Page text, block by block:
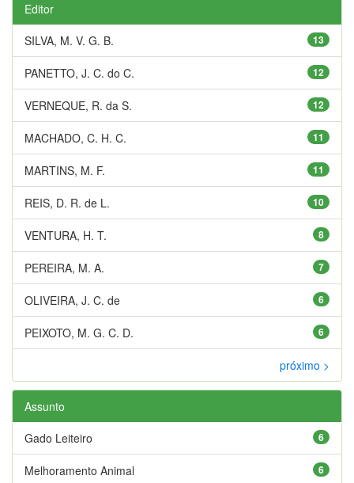
Editor
13
SILVA, M. V. G. B.
12
PANETTO, J. C. do C.
12
VERNEQUE, R. da S.
11
MACHADO, C. H. C.
11
MARTINS, M. F.
10
REIS, D. R. de L.
8
VENTURA, H. T.
7
PEREIRA, M. A.
6
OLIVEIRA, J. C. de
6
PEIXOTO, M. G. C. D.
próximo >
Assunto
6
Gado Leiteiro
6
Melhoramento Animal